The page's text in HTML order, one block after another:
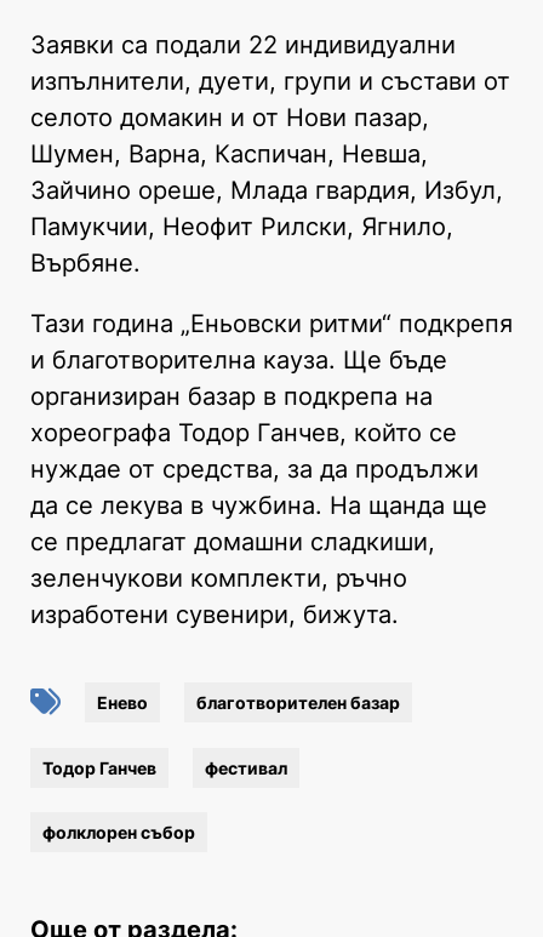
Заявки са подали 22 индивидуални
изпълнители, дуети, групи и състави от
селото домакин и от Нови пазар,
Шумен, Варна, Каспичан, Невша,
Зайчино ореше, Млада гвардия, Избул,
Памукчии, Неофит Рилски, Ягнило,
Върбяне.
Тази година „Еньовски ритми“ подкрепя
и благотворителна кауза. Ще бъде
организиран базар в подкрепа на
хореографа Тодор Ганчев, който се
нуждае от средства, за да продължи
да се лекува в чужбина. На щанда ще
се предлагат домашни сладкиши,
зеленчукови комплекти, ръчно
изработени сувенири, бижута.
Енево благотворителен базар
Тодор Ганчев фестивал
фолклорен събор
Още от раздела: